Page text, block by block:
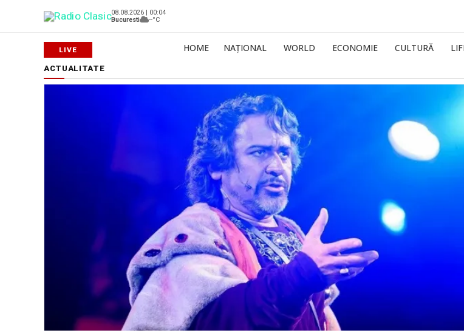
08.08.2026 | 00:04
Bucuresti
--°C
HOME NAȚIONAL WORLD ECONOMIE CULTURĂ
ACTUALITATE